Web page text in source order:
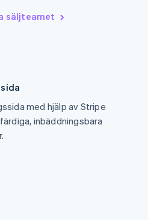
säljteamet
med hjälp av Stripe
inbäddningsbara